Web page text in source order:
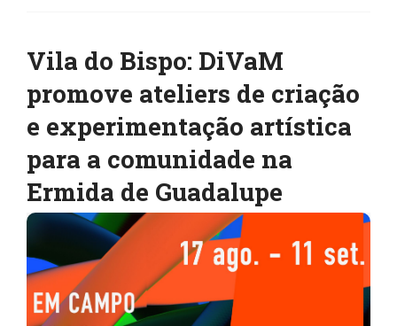
Vila do Bispo: DiVaM
promove ateliers de criação
e experimentação artística
para a comunidade na
Ermida de Guadalupe